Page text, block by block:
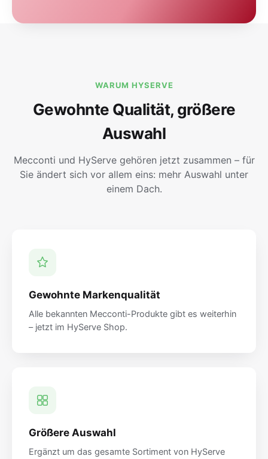
WARUM HYSERVE
Gewohnte Qualität, größere
Auswahl
Mecconti und HyServe gehören jetzt zusammen – für
Sie ändert sich vor allem eins: mehr Auswahl unter
einem Dach.
Gewohnte Markenqualität
Alle bekannten Mecconti-Produkte gibt es weiterhin
– jetzt im HyServe Shop.
Größere Auswahl
Ergänzt um das gesamte Sortiment von HyServe